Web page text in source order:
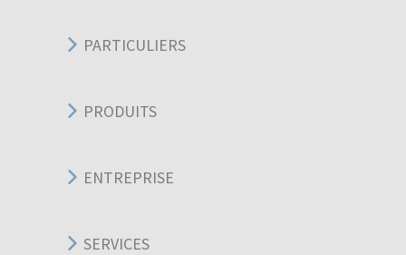
PARTICULIERS
PRODUITS
ENTREPRISE
SERVICES